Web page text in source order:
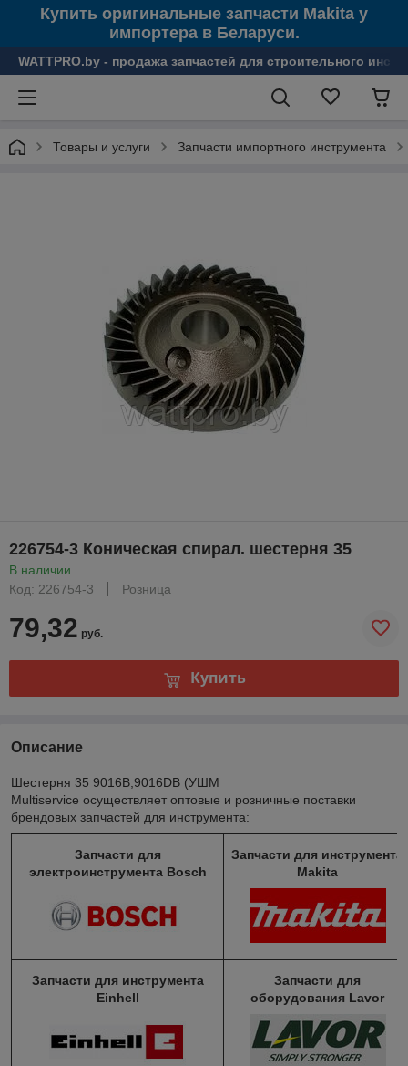
Купить оригинальные запчасти Makita у
импортера в Беларуси.
WATTPRO.by - продажа запчастей для строительного
Товары и услуги Запчасти импортного инструмента
226754-3 Коническая спирал. шестерня 35
В наличии
Код: 226754-3
Розница
79,32 руб.
Купить
Описание
Шестерня 35 9016B,9016DB (УШМ
Multiservice осуществляет оптовые и розничные поставки
брендовых запчастей для инструмента:
Запчасти для
электроинструмента Bosch
Запчасти для инструмента
Makita
Запчасти для инструмента
Einhell
Запчасти для
оборудования Lavor